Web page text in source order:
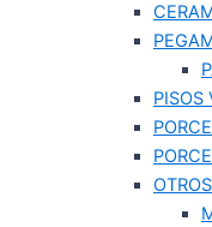
PISOS
OTROS